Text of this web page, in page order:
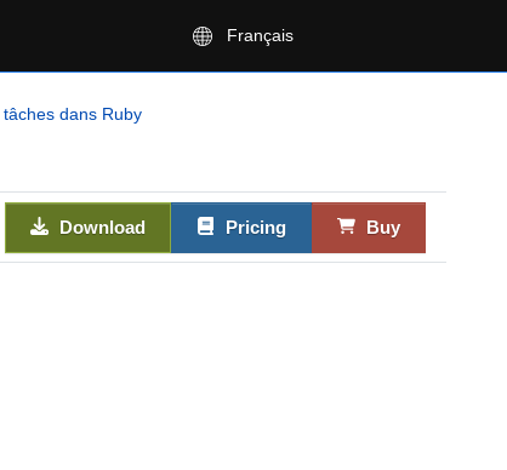
Français
dans Ruby
Download Pricing Buy